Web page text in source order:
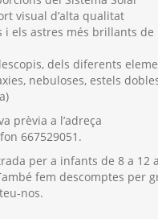
visual d’alta qualitat
i els astres més brillants
dels diferents
nebuloses, estels
prèvia a l’adreça
667529051.
per a infants de 8 a 12
fem descomptes per
nos.